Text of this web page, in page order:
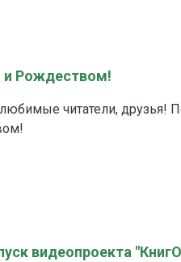
Рождеством!
читатели, друзья!
видеопроекта